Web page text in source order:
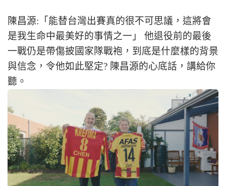
陳昌源:「能替台灣出賽真的很不可思議，這將會
是我生命中最美好的事情之一」 他退役前的最後
一戰仍是帶傷披國家隊戰袍，到底是什麼樣的背景
與信念，令他如此堅定? 陳昌源的心底話，講給你
聽。